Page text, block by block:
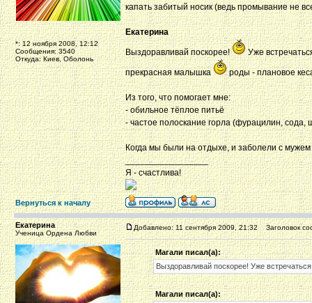
*: 12 ноября 2008, 12:12
Сообщения: 3540
Откуда: Киев, Оболонь
капать забитый носик (ведь промывание не
Екатерина
Выздоравливай поскорее! Уже
прекрасная малышка роды - плановое
Из того, что помогает мне:
- обильное тёплое питьё
- частое полоскание горла (фурацилин,
Когда мы были на отдыхе, и заболели с мужем
_________________
Я - счастлива!
Вернуться к началу
Екатерина
Ученица Ордена Любви
Добавлено: 11 сентября 2009, 21:32 Заголовок
Магали писал(а):
Выздоравливай поскорее! Уже
Магали писал(а):